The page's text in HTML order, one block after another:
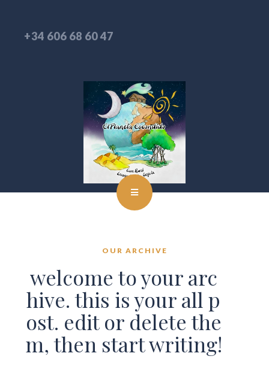
+34 606 68 60 47
OUR ARCHIVE
welcome to your arc
hive. this is your all p
ost. edit or delete the
m, then start writing!